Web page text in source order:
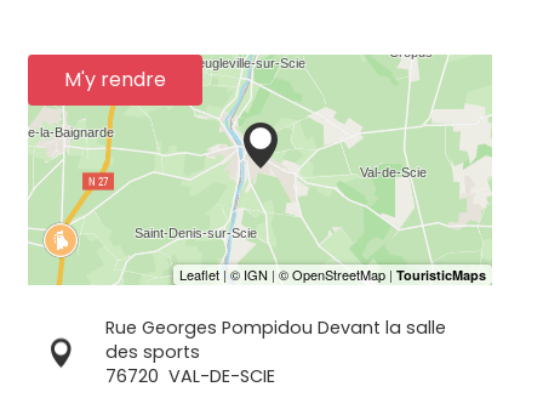
M'y rendre
Rue Georges Pompidou Devant la salle
des sports
76720 VAL-DE-SCIE